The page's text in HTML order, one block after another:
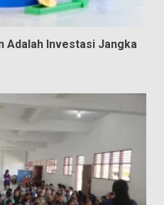
Adalah Investasi Jangka